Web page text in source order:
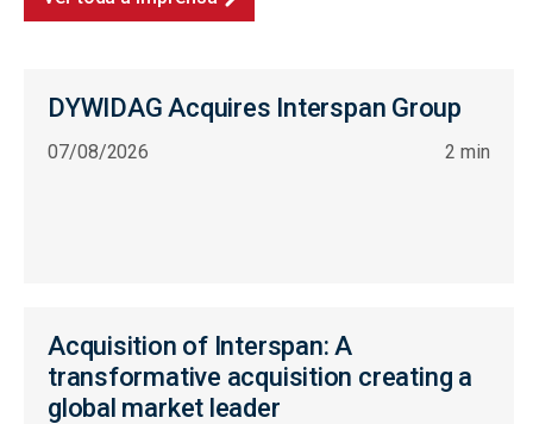
DYWIDAG Acquires Interspan Group
07/08/2026 2 min
Acquisition of Interspan: A
transformative acquisition creating a
global market leader